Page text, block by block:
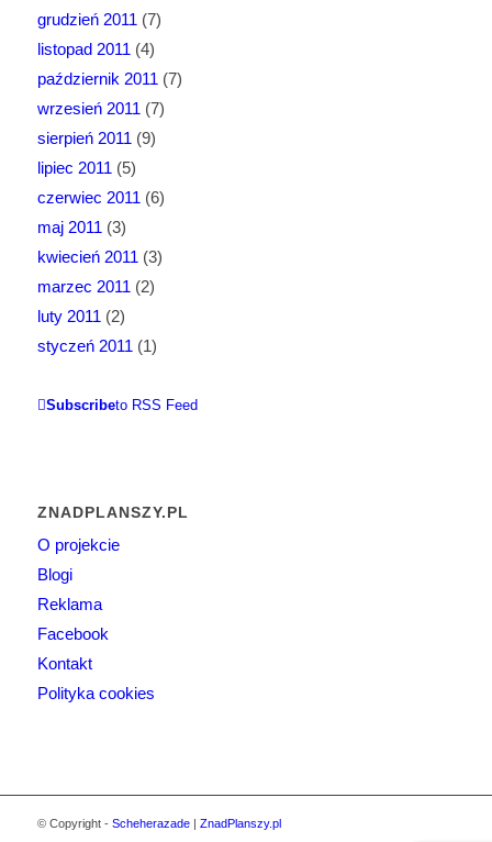
grudzień 2011 (7)
listopad 2011 (4)
październik 2011 (7)
wrzesień 2011 (7)
sierpień 2011 (9)
lipiec 2011 (5)
czerwiec 2011 (6)
maj 2011 (3)
kwiecień 2011 (3)
marzec 2011 (2)
luty 2011 (2)
styczeń 2011 (1)
Subscribeto RSS Feed
ZNADPLANSZY.PL
O projekcie
Blogi
Reklama
Facebook
Kontakt
Polityka cookies
© Copyright - Scheherazade| ZnadPlanszy.pl